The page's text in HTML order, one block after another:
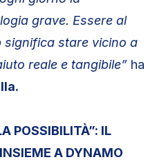
grave. Essere al
significa stare vicino a
reale e tangibile” ha
POSSIBILITÀ”: IL
A DYNAMO